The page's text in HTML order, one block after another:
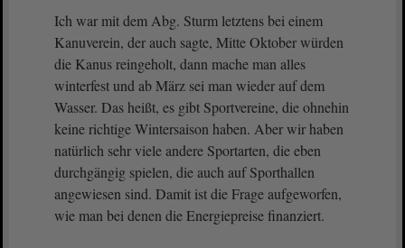
Ich war mit dem Abg. Sturm letztens bei einem
Kanuverein, der auch sagte, Mitte Oktober würden
die Kanus reingeholt, dann mache man alles
winterfest und ab März sei man wieder auf dem
Wasser. Das heißt, es gibt Sportvereine, die ohnehin
keine richtige Wintersaison haben. Aber wir haben
natürlich sehr viele andere Sportarten, die eben
durchgängig spielen, die auch auf Sporthallen
angewiesen sind. Damit ist die Frage aufgeworfen,
wie man bei denen die Energiepreise finanziert.